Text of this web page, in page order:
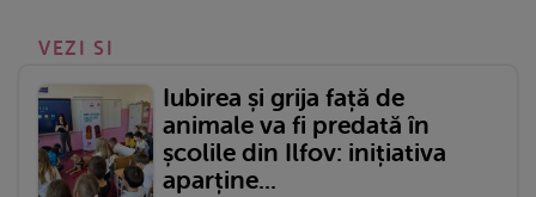
VEZI SI
Iubirea și grija față de
animale va fi predată în
școlile din Ilfov: inițiativa
aparține...